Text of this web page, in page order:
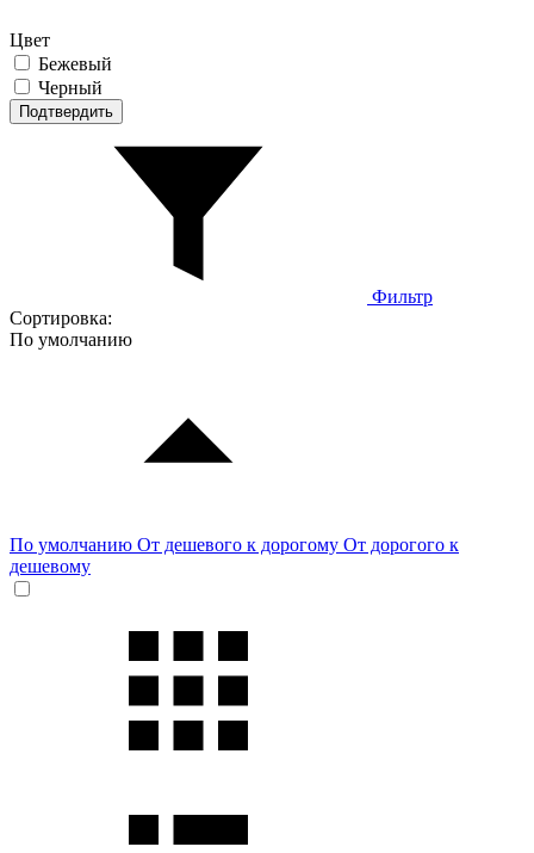
Цвет
Бежевый
Черный
Подтвердить
Фильтр
Сортировка:
По умолчанию
По умолчанию От дешевого к дорогому От дорогого к
дешевому